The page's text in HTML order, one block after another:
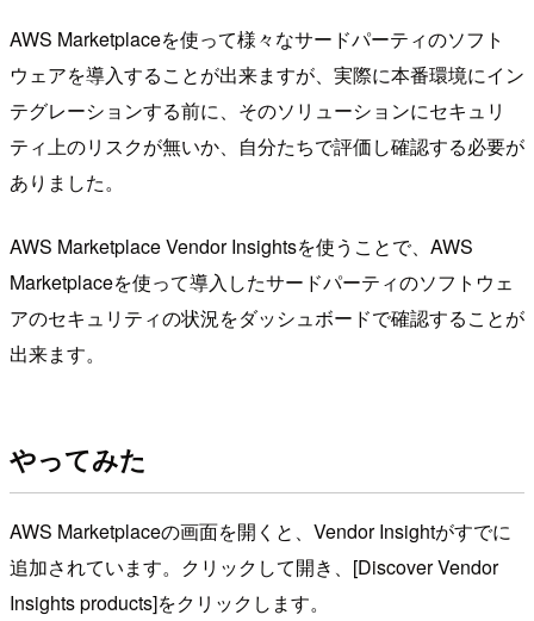
AWS Marketplaceを使って様々なサードパーティのソフト
ウェアを導入することが出来ますが、実際に本番環境にイン
テグレーションする前に、そのソリューションにセキュリ
ティ上のリスクが無いか、自分たちで評価し確認する必要が
ありました。
AWS Marketplace Vendor Insightsを使うことで、AWS
Marketplaceを使って導入したサードパーティのソフトウェ
アのセキュリティの状況をダッシュボードで確認することが
出来ます。
やってみた
AWS Marketplaceの画面を開くと、Vendor Insightがすでに
追加されています。クリックして開き、[Discover Vendor
Insights products]をクリックします。